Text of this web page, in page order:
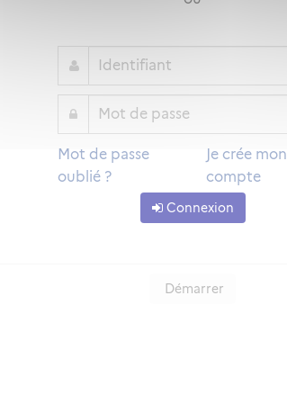
Mot de passe
oublié ?
Je crée mon
compte
Connexion
Démarrer